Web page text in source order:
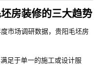
房装修的三大趋势
市场调研数据，贵阳毛坯房
足于单一的施工或设计服